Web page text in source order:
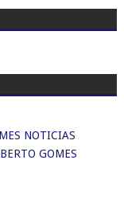
NOTICIAS
GOMES